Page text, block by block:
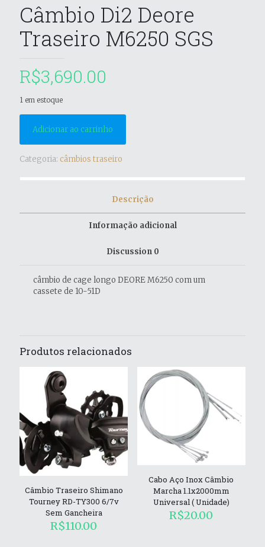
Câmbio Di2 Deore
Traseiro M6250 SGS
R$3,690.00
1 em estoque
Adicionar ao carrinho
Categoria: câmbios traseiro
Descrição
Informação adicional
Discussion 0
câmbio de cage longo DEORE M6250 com um
cassete de 10-51D
Produtos relacionados
Câmbio Traseiro Shimano
Tourney RD-TY300 6/7v
Sem Gancheira
R$110.00
Cabo Aço Inox Câmbio
Marcha 1.1x2000mm
Universal ( Unidade)
R$20.00